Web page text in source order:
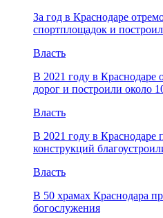
За год в Краснодаре
спортплощадок и
Власть
В 2021 году в Краснодаре
дорог и построили около
Власть
В 2021 году в Краснодаре
конструкций
Власть
В 50 храмах Краснодара
богослужения